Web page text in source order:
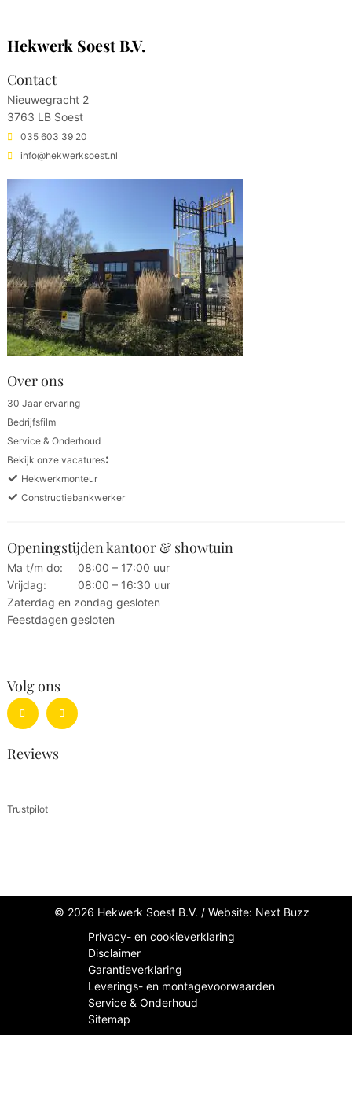
Hekwerk Soest B.V.
Contact
Nieuwegracht 2
3763 LB Soest
035 603 39 20
info@hekwerksoest.nl
Over ons
30 Jaar ervaring
Bedrijfsfilm
Service & Onderhoud
Bekijk onze vacatures:
✓ Hekwerkmonteur
✓ Constructiebankwerker
Openingstijden kantoor & showtuin
Ma t/m do:
08:00 – 17:00 uur
Vrijdag:
08:00 – 16:30 uur
Zaterdag en zondag gesloten
Feestdagen gesloten
Volg ons
Reviews
Trustpilot
© 2026 Hekwerk Soest B.V. / Website: Next Buzz
Privacy- en cookieverklaring
Disclaimer
Garantieverklaring
Leverings- en montagevoorwaarden
Service & Onderhoud
Sitemap